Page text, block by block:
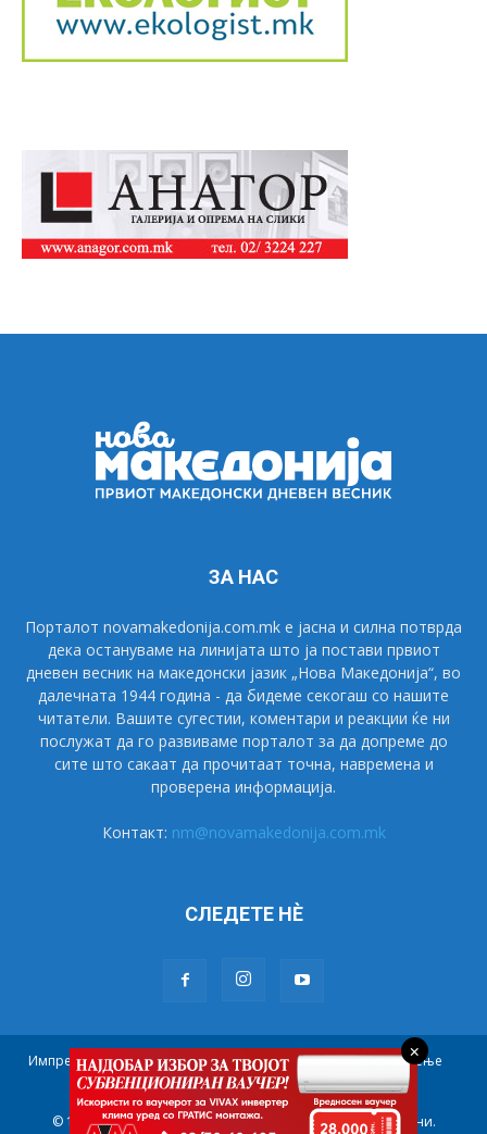
ЗА НАС
Порталот novamakedonija.com.mk е јасна и силна потврда
дека остануваме на линијата што ја постави првиот
дневен весник на македонски јазик „Нова Македонија“, во
далечната 1944 година - да бидеме секогаш со нашите
читатели. Вашите сугестии, коментари и реакции ќе ни
послужат да го развиваме порталот за да допреме до
сите што сакаат да прочитаат точна, навремена и
проверена информација.
Контакт: nm@novamakedonija.com.mk
СЛЕДЕТЕ НÈ
Импресум Маркетинг Претплата
Правила на користење
Контакт
© 1944 - 2021 НОВА МАКЕДОНИЈА. Сите права се задржани.
×